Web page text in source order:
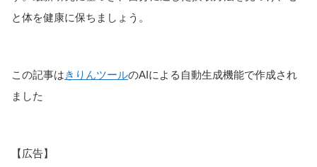
と体を健康に保ちましょう。
この記事はきりんツールのAIによる自動生成機能で作成され
ました
【広告】